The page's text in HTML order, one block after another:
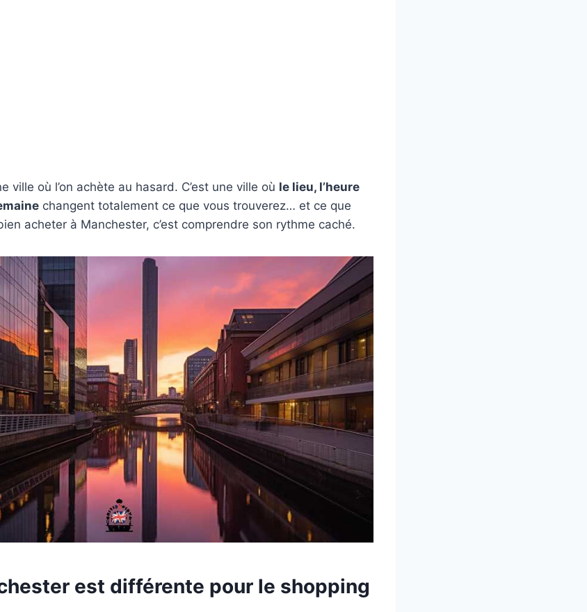
ville où l’on achète au hasard. C’est une ville où le lieu, l’heure
changent totalement ce que vous trouverez… et ce que
acheter à Manchester, c’est comprendre son rythme caché.
est différente pour le shopping